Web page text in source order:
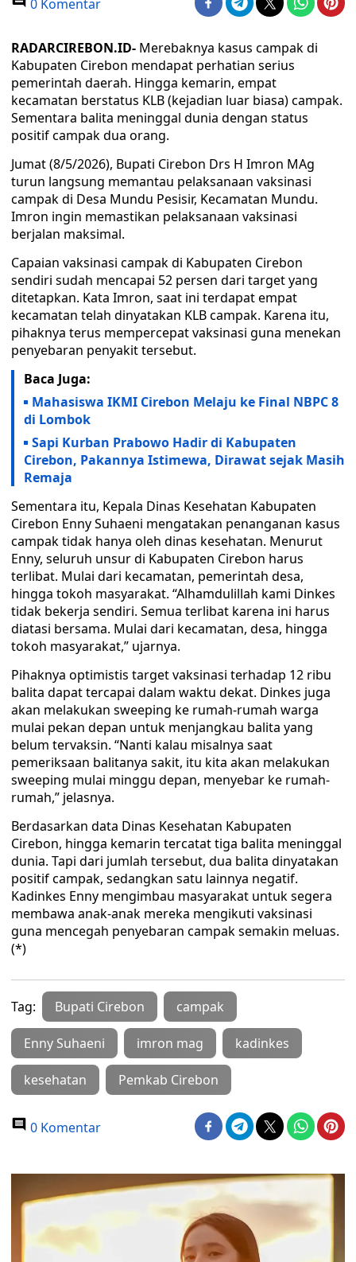
0 Komentar
RADARCIREBON.ID- Merebaknya kasus campak di
Kabupaten Cirebon mendapat perhatian serius
pemerintah daerah. Hingga kemarin, empat
kecamatan berstatus KLB (kejadian luar biasa) campak.
Sementara balita meninggal dunia dengan status
positif campak dua orang.
Jumat (8/5/2026), Bupati Cirebon Drs H Imron MAg
turun langsung memantau pelaksanaan vaksinasi
campak di Desa Mundu Pesisir, Kecamatan Mundu.
Imron ingin memastikan pelaksanaan vaksinasi
berjalan maksimal.
Capaian vaksinasi campak di Kabupaten Cirebon
sendiri sudah mencapai 52 persen dari target yang
ditetapkan. Kata Imron, saat ini terdapat empat
kecamatan telah dinyatakan KLB campak. Karena itu,
pihaknya terus mempercepat vaksinasi guna menekan
penyebaran penyakit tersebut.
Baca Juga:
Mahasiswa IKMI Cirebon Melaju ke Final NBPC 8
di Lombok
Sapi Kurban Prabowo Hadir di Kabupaten
Cirebon, Pakannya Istimewa, Dirawat sejak Masih
Remaja
Sementara itu, Kepala Dinas Kesehatan Kabupaten
Cirebon Enny Suhaeni mengatakan penanganan kasus
campak tidak hanya oleh dinas kesehatan. Menurut
Enny, seluruh unsur di Kabupaten Cirebon harus
terlibat. Mulai dari kecamatan, pemerintah desa,
hingga tokoh masyarakat. “Alhamdulillah kami Dinkes
tidak bekerja sendiri. Semua terlibat karena ini harus
diatasi bersama. Mulai dari kecamatan, desa, hingga
tokoh masyarakat,” ujarnya.
Pihaknya optimistis target vaksinasi terhadap 12 ribu
balita dapat tercapai dalam waktu dekat. Dinkes juga
akan melakukan sweeping ke rumah-rumah warga
mulai pekan depan untuk menjangkau balita yang
belum tervaksin. “Nanti kalau misalnya saat
pemeriksaan balitanya sakit, itu kita akan melakukan
sweeping mulai minggu depan, menyebar ke rumah-
rumah,” jelasnya.
Berdasarkan data Dinas Kesehatan Kabupaten
Cirebon, hingga kemarin tercatat tiga balita meninggal
dunia. Tapi dari jumlah tersebut, dua balita dinyatakan
positif campak, sedangkan satu lainnya negatif.
Kadinkes Enny mengimbau masyarakat untuk segera
membawa anak-anak mereka mengikuti vaksinasi
guna mencegah penyebaran campak semakin meluas.
(*)
Tag: Bupati Cirebon campak
Enny Suhaeni imron mag kadinkes
kesehatan Pemkab Cirebon
0 Komentar